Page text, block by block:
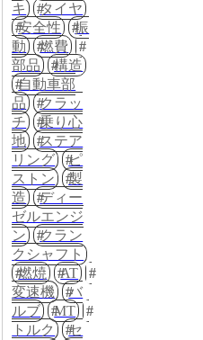
キ
タイヤ
安全性
振
動
燃費
部品
構造
自動車部
品
クラッ
チ
乗り心
地
ステア
リング
ピ
ストン
製
造
ディー
ゼルエンジ
ン
クラン
クシャフト
燃焼
AT
変速機
バ
ルブ
MT
トルク
セ